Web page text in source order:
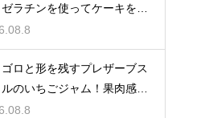
ゼラチンを使ってケーキを美
る
ゴロと形を残すプレザーブス
のいちごジャム！果肉感を
り楽しむ美味しいレシピ